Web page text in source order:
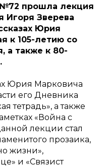
прошла лекция
Игоря Зверева
Юрия
к 105-летию со
а также к 80-
Юрия Марковича
его Дневника
тетрадь», а также
«Война с
лекции стал
прозаика,
жизни»,
и «Связист